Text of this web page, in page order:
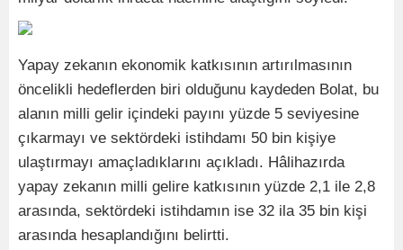
Yapay zekanın ekonomik katkısının artırılmasının
öncelikli hedeflerden biri olduğunu kaydeden Bolat, bu
alanın milli gelir içindeki payını yüzde 5 seviyesine
çıkarmayı ve sektördeki istihdamı 50 bin kişiye
ulaştırmayı amaçladıklarını açıkladı. Hâlihazırda
yapay zekanın milli gelire katkısının yüzde 2,1 ile 2,8
arasında, sektördeki istihdamın ise 32 ila 35 bin kişi
arasında hesaplandığını belirtti.